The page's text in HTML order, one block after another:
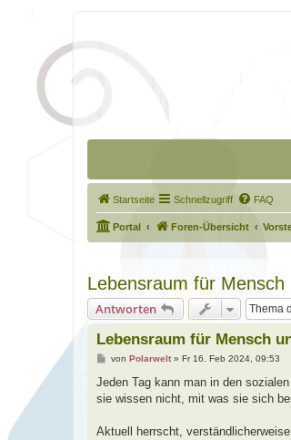
Startseite Schnellzugriff FAQ
Portal Foren-Übersicht
Lebensraum für
Antworten
Lebensraum für Mensch
B
i
r
von Polarwelt» Fr 16. Feb 2024, 09:53
Jeden Tag kann man in den
sie wissen nicht, mit was sie sich
Aktuell herrscht,